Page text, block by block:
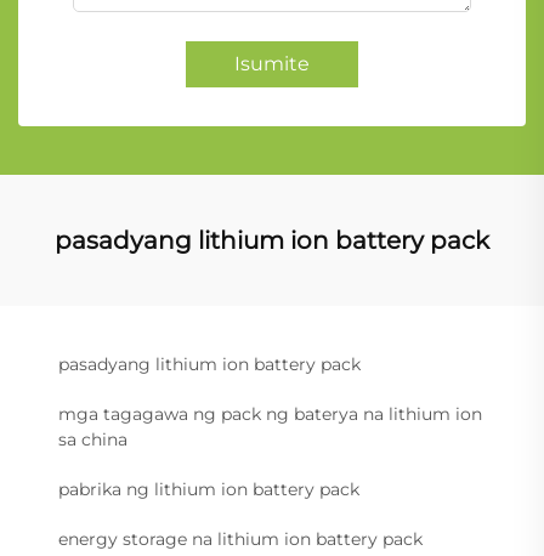
Isumite
pasadyang lithium ion battery pack
pasadyang lithium ion battery pack
mga tagagawa ng pack ng baterya na lithium ion
sa china
pabrika ng lithium ion battery pack
energy storage na lithium ion battery pack